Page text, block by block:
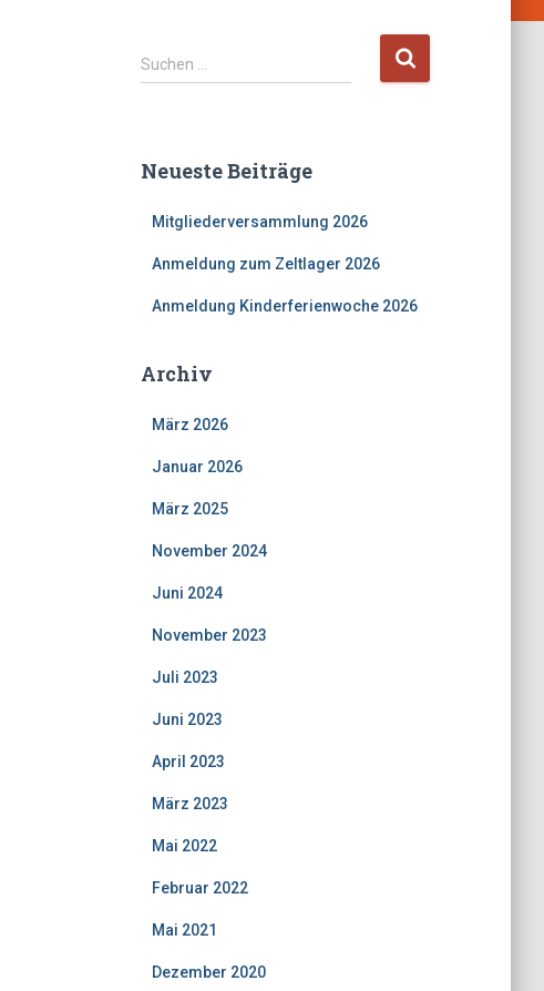
Suchen …
Neueste Beiträge
Mitgliederversammlung 2026
Anmeldung zum Zeltlager 2026
Anmeldung Kinderferienwoche 2026
Archiv
März 2026
Januar 2026
März 2025
November 2024
Juni 2024
November 2023
Juli 2023
Juni 2023
April 2023
März 2023
Mai 2022
Februar 2022
Mai 2021
Dezember 2020